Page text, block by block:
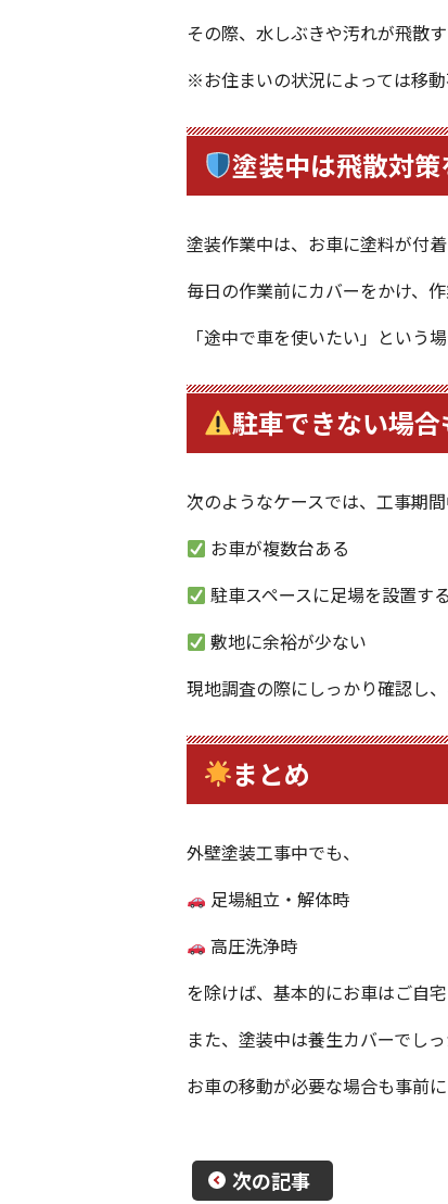
その際、水しぶきや汚れが飛散
※お住まいの状況によっては移動
塗装中は飛散対
塗装作業中は、お車に塗料が付
毎日の作業前にカバーをかけ、
「途中で車を使いたい」という
駐車できない場
次のようなケースでは、工事期
お車が複数台ある
駐車スペースに足場を設置する
敷地に余裕が少ない
現地調査の際にしっかり確認し
まとめ
外壁塗装工事中でも、
足場組立・解体時
高圧洗浄時
を除けば、基本的にお車はご自宅
また、塗装中は養生カバーでし
お車の移動が必要な場合も事前
次の記事